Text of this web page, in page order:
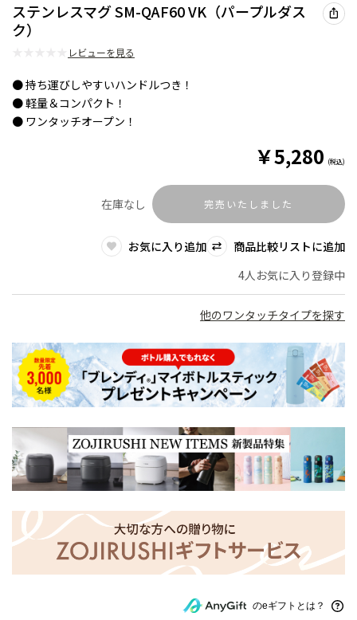
ステンレスマグ SM-QAF60 VK（パープルダス
ク）
レビューを見る
● 持ち運びしやすいハンドルつき！
● 軽量＆コンパクト！
● ワンタッチオープン！
￥5,280 (税込)
在庫なし 完売いたしました
お気に入り追加
商品比較リストに追加
4人お気に入り登録中
他のワンタッチタイプを探す
のeギフトとは？